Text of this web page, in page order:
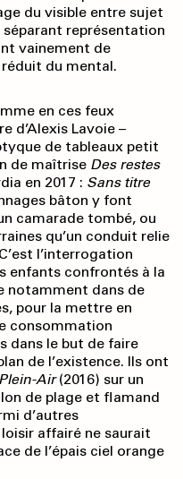
du visible entre sujet
représentation
vainement de
du mental.
en ces feux
d’Alexis Lavoie –
de tableaux petit
de maîtrise Des restes
en 2017 : Sans titre
bâton y font
camarade tombé, ou
qu’un conduit relie
l’interrogation
enfants confrontés à la
notamment dans de
pour la mettre en
consommation
dans le but de faire
de l’existence. Ils ont
Plein-Air(2016) sur un
de plage et flamand
d’autres
affairé ne saurait
de l’épais ciel orange